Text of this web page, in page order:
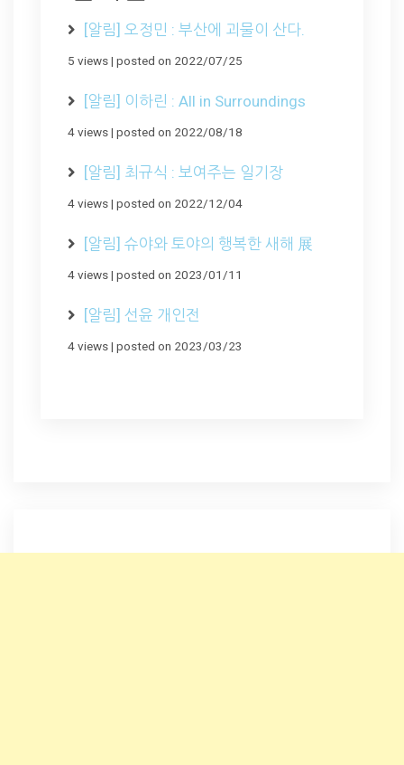
[알림] 오정민 : 부산에 괴물이 산다.
5 views| posted on 2022/07/25
[알림] 이하린 : All in Surroundings
4 views| posted on 2022/08/18
[알림] 최규식 : 보여주는 일기장
4 views| posted on 2022/12/04
[알림] 슈야와 토야의 행복한 새해 展
4 views| posted on 2023/01/11
[알림] 선윤 개인전
4 views| posted on 2023/03/23